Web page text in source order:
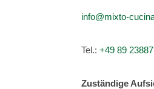
info@mixto-
Tel.:+49 89
Zuständige